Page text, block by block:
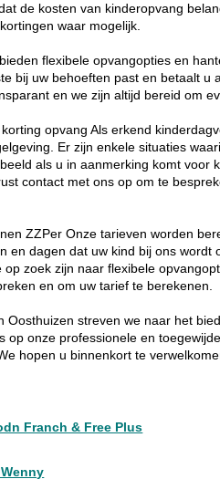
de kosten van kinderopvang
waar mogelijk.
flexibele opvangopties en
bij uw behoeften past en betaalt u
en we zijn altijd bereid om
opvang Als erkend
Er zijn enkele situaties
als u in aanmerking komt voor
contact met ons op om te
ZZPer Onze tarieven worden
en dagen dat uw kind bij ons wordt
zoek zijn naar flexibele
en om uw tarief te berekenen.
Oosthuizen streven we naar het
op onze professionele en
hopen u binnenkort te
Franch & Free Plus